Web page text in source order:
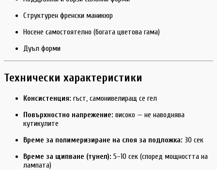
Структурен френски маникюр
Носене самостоятелно (богата цветова гама)
Дуъл форми
Технически характеристики
Консистенция: гъст, самонивелиращ се гел
Повърхностно напрежение: високо — не наводнява
кутикулите
Време за полимеризиране на слоя за подложка: 30 сек
Време за щипване (тунел): 5–10 сек (според мощността на
лампата)